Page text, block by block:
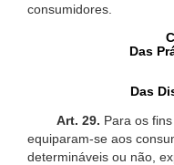
consumidores.
Das
Das
Art. 29. Para os
equiparam-se aos
determináveis ou não,